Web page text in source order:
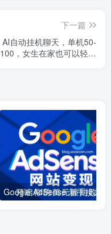
下一篇
AI自动挂机聊天，单机50-
100，女生在家也可以轻松